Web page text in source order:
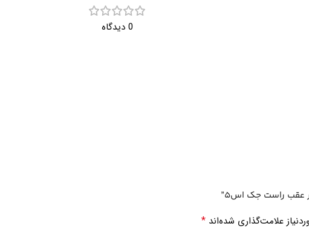
0 دیدگاه
عقب راست جک اس5”
علامت‌گذاری شده‌اند *